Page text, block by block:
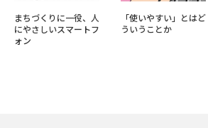
まちづくりに一役、人
にやさしいスマートフ
ォン
「使いやすい」とはど
ういうことか